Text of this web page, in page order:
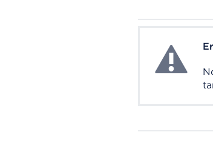
System Error